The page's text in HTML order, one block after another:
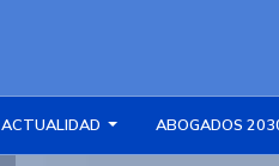
ACTUALIDAD ABOGADOS